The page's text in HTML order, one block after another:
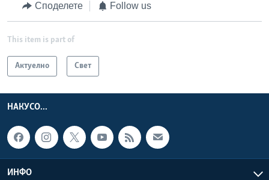
Споделете Follow us
This item is part of
Актуелно Свет
НАКУСО...
ИНФО